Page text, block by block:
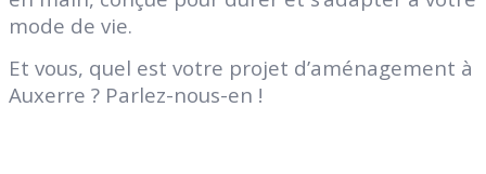
mode de vie.
Et vous, quel est votre projet d’aménagement à
Auxerre ? Parlez-nous-en !